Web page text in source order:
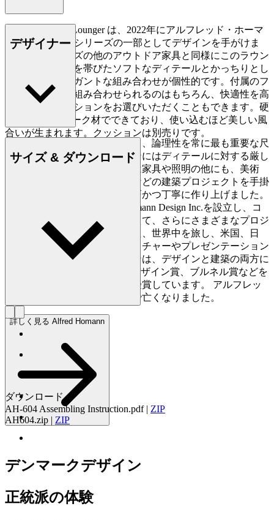
AH604 Outdoor Lounger は、2022年にアルフレッド・ホーマ
ンがAH Outdoorシリーズの一部としてデザインを手がけま
した。同シリーズの他のアウトドア家具と同様にこのラウン
ジャーも、丸みを帯びたソフトなディテールとかっちりとし
たラインのエレガントな組み合わせが個性的です。付属のフ
ットスツールと組み合わせられるのはもちろん、快適性を高
めるためにクッションをお選びいただくこともできます。硬
木のFSC認証チーク材でできており、使い込むほど美しい風
合いが生まれます。クッションは別売りです。
デザイナー
ホーマンはシンプルさ、明快さ、論理性を常に最も重要な尺
度とし、そのあらゆるデザインにはディテールに対する厳し
い追求が窺えます。ホーマンは家具や照明の他にも、美術
館、駅、個人住宅、公共施設などの建築プロジェクトを手掛
け、その一つ一つを非常に精巧かつ丁寧に作り上げました。
1987年、ホーマンは米国にHomann Design Inc.を設立し、コ
ペンハーゲンのスタジオに加えて、さらにさまざまなプロジ
ェクトに取り組みました。また、世界中を旅し、米国、日
本、ロシア、ヨーロッパでレクチャーやプレゼンテーション
を行いました。さらにホーマンは、デザインと建築の両方に
おいて、レッドドット賞、IFデザイン賞、ブルネル賞などを
はじめ、数々の国際的な賞を受賞しています。 アルフレッ
ド・ホーマンは2022年に74歳で亡くなりました。
詳しく見る Alfred Homann
サイズ & ダウンロード
ダウンロード
AH-604 Assembling Instruction.pdf| ZIP
AH604.zip | ZIP
デンマークデザイン
正統派の体験